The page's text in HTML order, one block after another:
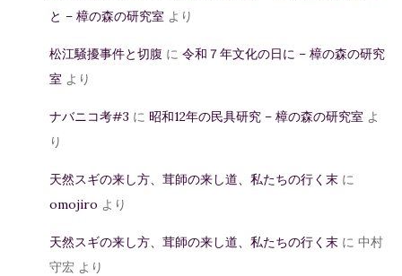
と – 樟の森の研究室 より
松江騒擾事件と切腹 に 令和７年文化の日に – 樟の森の研究
室 より
ナバニコ考#3 に 昭和12年の民具研究 – 樟の森の研究室 よ
り
天然スギの来し方、茸師の来し道、私たちの行く末 に
omojiro より
天然スギの来し方、茸師の来し道、私たちの行く末 に 中村
守宏 より